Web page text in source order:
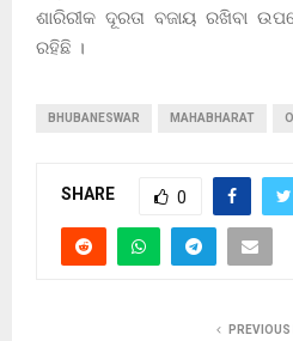
ଶାରିରୀକ ଦୂରତା ବଜାୟ ରଖିବା
ରହିଛି ।
BHUBANESWAR MAHABHARAT
SHARE 0